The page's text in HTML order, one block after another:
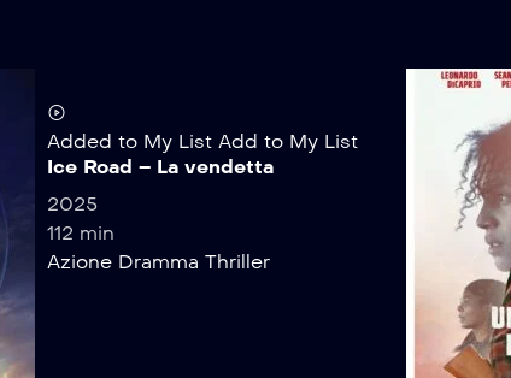
Added to My List Add to My List
Ice Road – La vendetta
2025
112 min
Azione Dramma Thriller